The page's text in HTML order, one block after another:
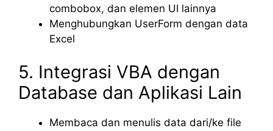
combobox, dan elemen UI lainnya
Menghubungkan UserForm dengan data
Excel
5. Integrasi VBA dengan
Database dan Aplikasi Lain
Membaca dan menulis data dari/ke file